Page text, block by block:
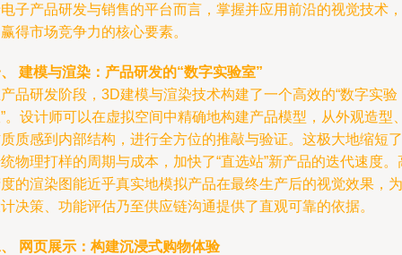
子产品研发与销售的平台而言，掌握并应用前沿的视觉技术，
得市场竞争力的核心要素。
建模与渲染：产品研发的“数字实验室”
品研发阶段，3D建模与渲染技术构建了一个高效的“数字实验
。设计师可以在虚拟空间中精确地构建产品模型，从外观造型
质感到内部结构，进行全方位的推敲与验证。这极大地缩短了
物理打样的周期与成本，加快了“直选站”新产品的迭代速度。
的渲染图能近乎真实地模拟产品在最终生产后的视觉效果，为
决策、功能评估乃至供应链沟通提供了直观可靠的依据。
网页展示：构建沉浸式购物体验